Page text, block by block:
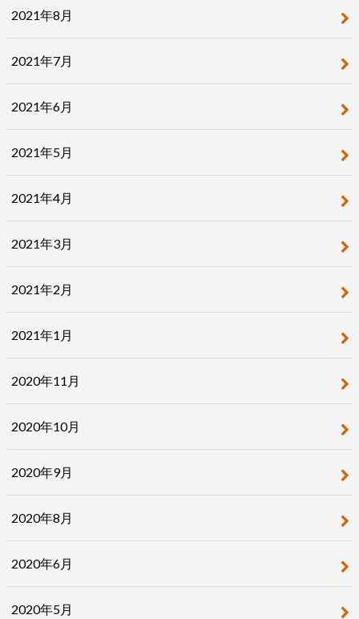
2021年8月
2021年7月
2021年6月
2021年5月
2021年4月
2021年3月
2021年2月
2021年1月
2020年11月
2020年10月
2020年9月
2020年8月
2020年6月
2020年5月